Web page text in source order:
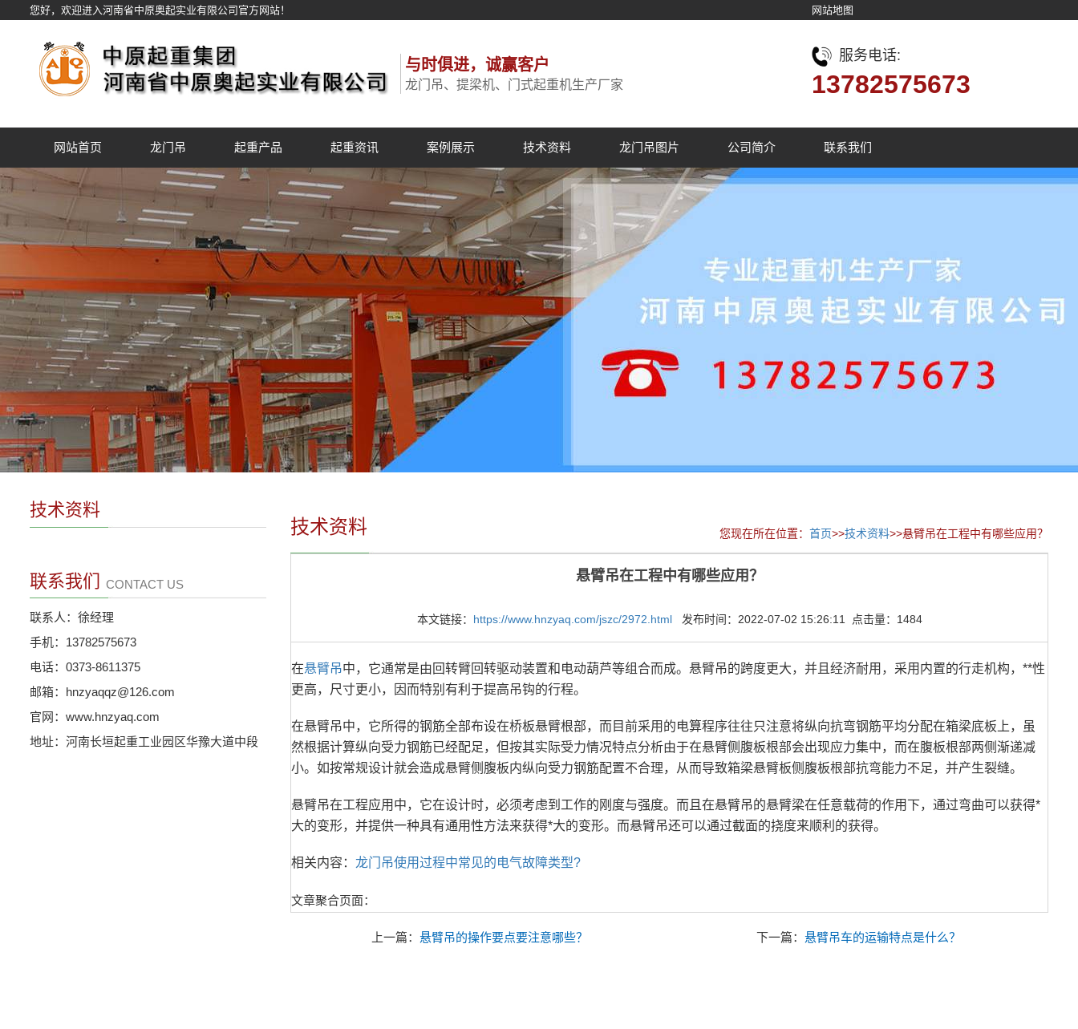
您好，欢迎进入河南省中原奥起实业有限公司官方网站！ 网站地图
与时俱进，诚赢客户
龙门吊、提梁机、门式起重机生产厂家
服务电话:
13782575673
网站首页 龙门吊 起重产品 起重资讯 案例展示 技术资料 龙门吊图片 公司简介 联系我们
技术资料 您现在所在位置： 首页>>技术资料>>悬臂吊在工程中有哪些应用？
悬臂吊在工程中有哪些应用？
本文链接： https://www.hnzyaq.com/jszc/2972.html发布时间：2022-07-02 15:26:11 点击量：1484
在悬臂吊中，它通常是由回转臂回转驱动装置和电动葫芦等组合而成。悬臂吊的跨度更大，并且经济耐用，采用内置的行走机构，**性
更高，尺寸更小，因而特别有利于提高吊钩的行程。
在悬臂吊中，它所得的钢筋全部布设在桥板悬臂根部，而目前采用的电算程序往往只注意将纵向抗弯钢筋平均分配在箱梁底板上，虽
然根据计算纵向受力钢筋已经配足，但按其实际受力情况特点分析由于在悬臂侧腹板根部会出现应力集中，而在腹板根部两侧渐递减
小。如按常规设计就会造成悬臂侧腹板内纵向受力钢筋配置不合理，从而导致箱梁悬臂板侧腹板根部抗弯能力不足，并产生裂缝。
悬臂吊在工程应用中，它在设计时，必须考虑到工作的刚度与强度。而且在悬臂吊的悬臂梁在任意载荷的作用下，通过弯曲可以获得*
大的变形，并提供一种具有通用性方法来获得*大的变形。而悬臂吊还可以通过截面的挠度来顺利的获得。
相关内容： 龙门吊使用过程中常见的电气故障类型?
文章聚合页面：
上一篇：悬臂吊的操作要点要注意哪些？ 下一篇：悬臂吊车的运输特点是什么？
技术资料
联系我们 CONTACT US
联系人：徐经理
手机：13782575673
电话：0373-8611375
邮箱：hnzyaqqz@126.com
官网：www.hnzyaq.com
地址：河南长垣起重工业园区华豫大道中段